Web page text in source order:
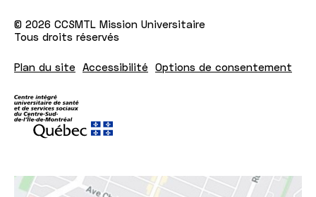
© 2026 CCSMTL Mission Universitaire
Tous droits réservés
Plan du site Accessibilité Options de consentement